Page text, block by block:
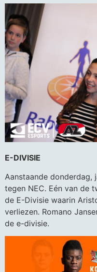
E-DIVISIE
Aanstaande donderdag,
tegen NEC. Eén van de
de E-Divisie waarin
verliezen. Romano
de e-divisie.